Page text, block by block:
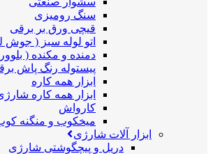
سنگ رومیزی
قیچی ورق بر برقی
اتو لوله سبز ( جوش
دمنده و مکنده (
پیستوله رنگ پاش
ابزار همه کاره
ابزار همه کاره
کارواش
میخکوب و منگنه
ابزار آلات شارژی
دریل و پیچگوشتی شارژی